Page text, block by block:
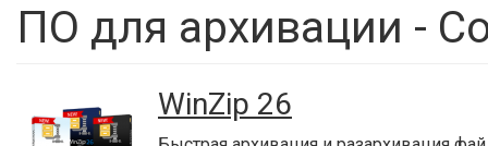
ПО для архивации -
WinZip 26